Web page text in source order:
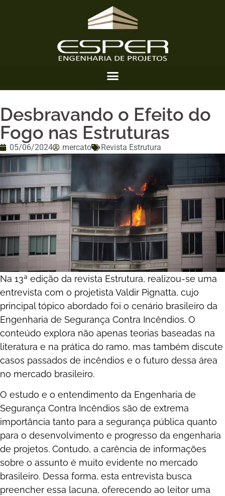
Desbravando o Efeito do
Fogo nas Estruturas
05/06/2024 mercato Revista Estrutura
Na 13ª edição da revista Estrutura, realizou-se uma
entrevista com o projetista Valdir Pignatta, cujo
principal tópico abordado foi o cenário brasileiro da
Engenharia de Segurança Contra Incêndios. O
conteúdo explora não apenas teorias baseadas na
literatura e na prática do ramo, mas também discute
casos passados de incêndios e o futuro dessa área
no mercado brasileiro.
O estudo e o entendimento da Engenharia de
Segurança Contra Incêndios são de extrema
importância tanto para a segurança pública quanto
para o desenvolvimento e progresso da engenharia
de projetos. Contudo, a carência de informações
sobre o assunto é muito evidente no mercado
brasileiro. Dessa forma, esta entrevista busca
preencher essa lacuna, oferecendo ao leitor uma